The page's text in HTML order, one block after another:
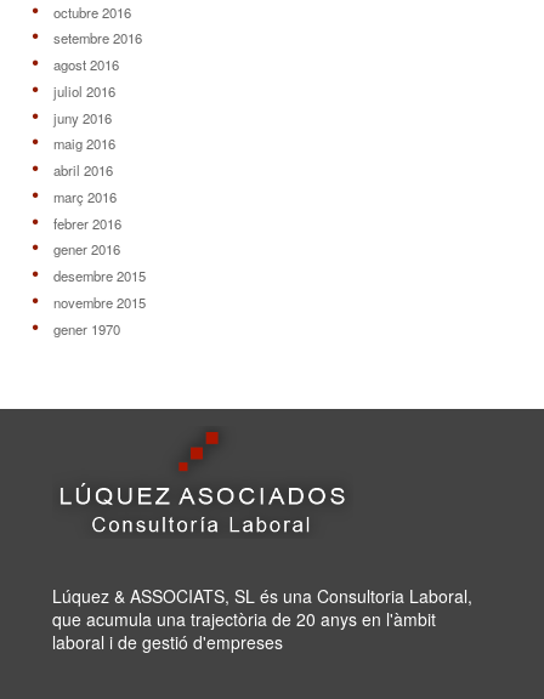
octubre 2016
setembre 2016
agost 2016
juliol 2016
juny 2016
maig 2016
abril 2016
març 2016
febrer 2016
gener 2016
desembre 2015
novembre 2015
gener 1970
Lúquez & ASSOCIATS, SL és una Consultoria Laboral,
que acumula una trajectòria de 20 anys en l'àmbit
laboral i de gestió d'empreses